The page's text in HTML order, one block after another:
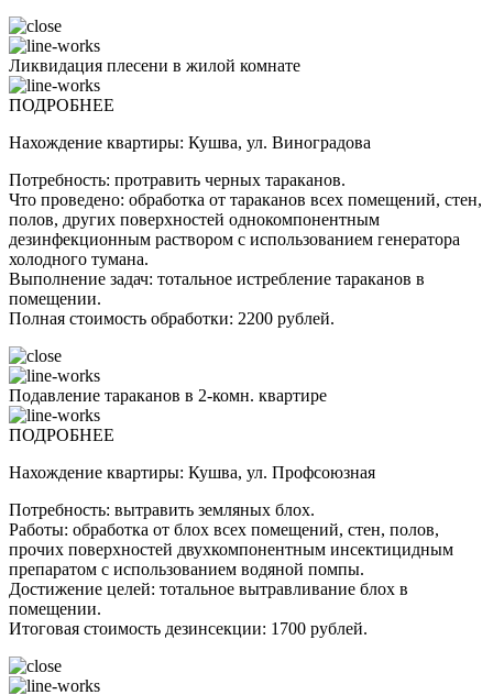
Ликвидация плесени в жилой комнате
ПОДРОБНЕЕ
Нахождение квартиры: Кушва, ул. Виноградова
Потребность: протравить черных тараканов.
Что проведено: обработка от тараканов всех помещений, стен,
полов, других поверхностей однокомпонентным
дезинфекционным раствором с использованием генератора
холодного тумана.
Выполнение задач: тотальное истребление тараканов в
помещении.
Полная стоимость обработки: 2200 рублей.
Подавление тараканов в 2-комн. квартире
ПОДРОБНЕЕ
Нахождение квартиры: Кушва, ул. Профсоюзная
Потребность: вытравить земляных блох.
Работы: обработка от блох всех помещений, стен, полов,
прочих поверхностей двухкомпонентным инсектицидным
препаратом с использованием водяной помпы.
Достижение целей: тотальное вытравливание блох в
помещении.
Итоговая стоимость дезинсекции: 1700 рублей.